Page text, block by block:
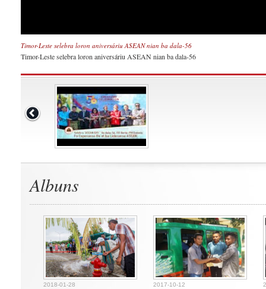
Timor-Leste selebra loron aniversáriu ASEAN nian ba dala-56
Timor-Leste selebra loron aniversáriu ASEAN nian ba dala-56
Albuns
2018-01-28 2017-10-12